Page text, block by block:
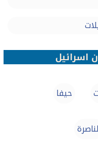
اسرائيل
حيفا